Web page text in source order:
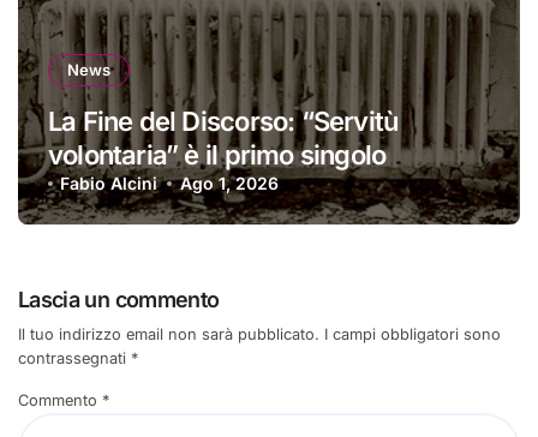
News
La Fine del Discorso: “Servitù
volontaria” è il primo singolo
Fabio Alcini Ago 1, 2026
Lascia un commento
Il tuo indirizzo email non sarà pubblicato. I campi obbligatori sono
contrassegnati *
Commento *